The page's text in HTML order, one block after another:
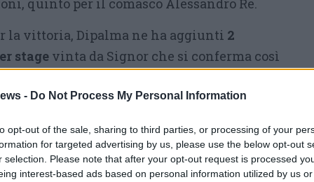
- Do Not Process My Personal Information
opt-out of the sale, sharing to third parties, or processing of your
for targeted advertising by us, please use the below opt-out
selection. Please note that after your opt-out request is processed
interest-based ads based on personal information utilized by us
quinto per il comasco Alessandro Re.
la vittoria, Dipalma ne ha aggiunti 2
stage vinta da Signor che si conferma così
per la corsa al CIRC: dopo le prime
vedeDipalma a quota 32 punti e il
con 29,
da Giò che alla vigilia era a +1